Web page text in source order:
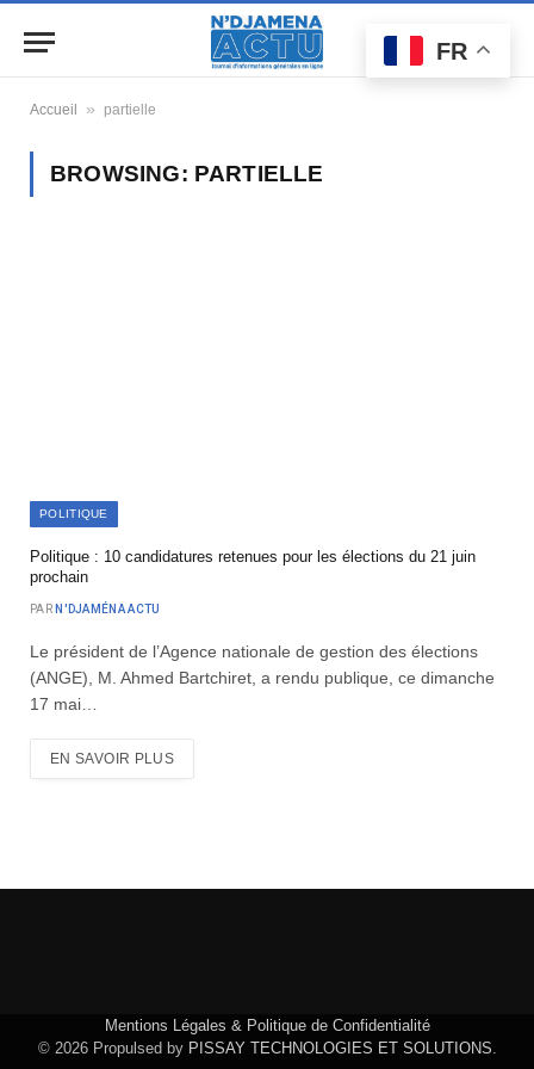
Accueil » partielle
BROWSING: PARTIELLE
POLITIQUE
Politique : 10 candidatures retenues pour les élections du 21 juin
prochain
PAR N'DJAMÉNA ACTU
Le président de l’Agence nationale de gestion des élections
(ANGE), M. Ahmed Bartchiret, a rendu publique, ce dimanche
17 mai…
EN SAVOIR PLUS
Mentions Légales & Politique de Confidentialité
© 2026 Propulsed by PISSAY TECHNOLOGIES ET SOLUTIONS
FR